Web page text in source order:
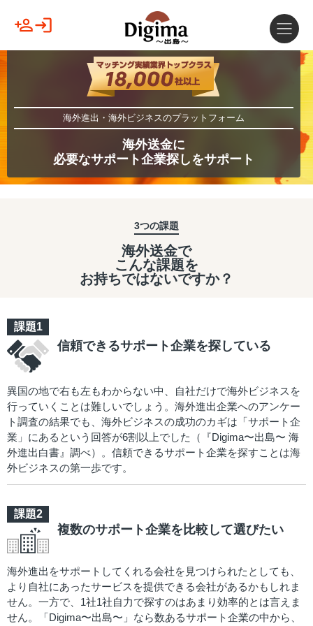
海外進出・海外ビジネスのプラットフォーム
海外送金に
必要なサポート企業探しをサポート
3つの課題
海外送金で
こんな課題を
お持ちではないですか？
信頼できるサポート企業を探している
異国の地で右も左もわからない中、自社だけで海外ビジネスを
行っていくことは難しいでしょう。海外進出企業へのアンケー
ト調査の結果でも、海外ビジネスの成功のカギは「サポート企
業」にあるという回答が6割以上でした（『Digima〜出島〜 海
外進出白書』調べ）。信頼できるサポート企業を探すことは海
外ビジネスの第一歩です。
複数のサポート企業を比較して選びたい
海外進出をサポートしてくれる会社を見つけられたとしても、
より自社にあったサービスを提供できる会社があるかもしれま
せん。一方で、1社1社自力で探すのはあまり効率的とは言えま
せん。「Digima〜出島〜」なら数あるサポート企業の中から、